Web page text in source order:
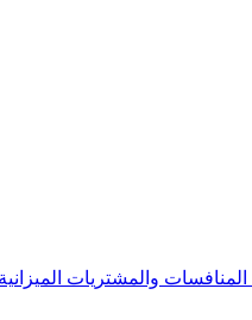
المنافسات والمشتريات